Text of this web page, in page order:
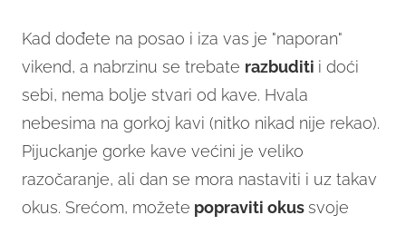
Kad dođete na posao i iza vas je "naporan"
vikend, a nabrzinu se trebate razbuditi i doći
sebi, nema bolje stvari od kave. Hvala
nebesima na gorkoj kavi (nitko nikad nije rekao).
Pijuckanje gorke kave većini je veliko
razočaranje, ali dan se mora nastaviti i uz takav
okus. Srećom, možete popraviti okussvoje